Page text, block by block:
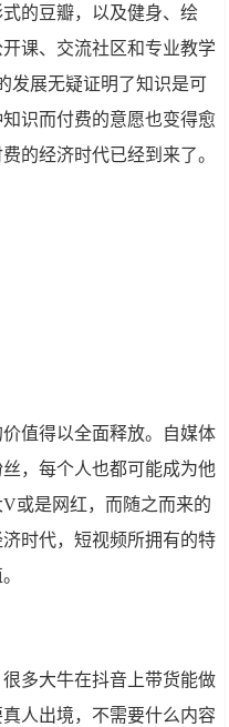
的豆瓣，以及健身、绘
课、交流社区和专业教学
发展无疑证明了知识是可
识而付费的意愿也变得愈
的经济时代已经到来了。
值得以全面释放。自媒体
，每个人也都可能成为他
或是网红，而随之而来的
时代，短视频所拥有的特
多大牛在抖音上带货能做
人出境，不需要什么内容